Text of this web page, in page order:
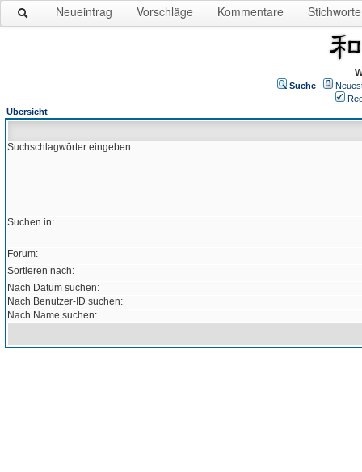
Neueintrag Vorschläge Kommentare Stichworte
Suche
Übersicht
Suchschlagwörter eingeben:
Suchen in:
Forum:
Sortieren nach:
Nach Datum suchen:
Nach Benutzer-ID suchen:
Nach Name suchen: